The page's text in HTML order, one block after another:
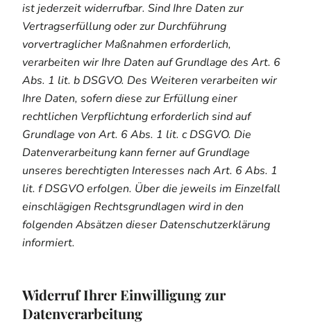
ist jederzeit widerrufbar. Sind Ihre Daten zur
Vertragserfüllung oder zur Durchführung
vorvertraglicher Maßnahmen erforderlich,
verarbeiten wir Ihre Daten auf Grundlage des Art. 6
Abs. 1 lit. b DSGVO. Des Weiteren verarbeiten wir
Ihre Daten, sofern diese zur Erfüllung einer
rechtlichen Verpflichtung erforderlich sind auf
Grundlage von Art. 6 Abs. 1 lit. c DSGVO. Die
Datenverarbeitung kann ferner auf Grundlage
unseres berechtigten Interesses nach Art. 6 Abs. 1
lit. f DSGVO erfolgen. Über die jeweils im Einzelfall
einschlägigen Rechtsgrundlagen wird in den
folgenden Absätzen dieser Datenschutzerklärung
informiert.
Widerruf Ihrer Einwilligung zur
Datenverarbeitung